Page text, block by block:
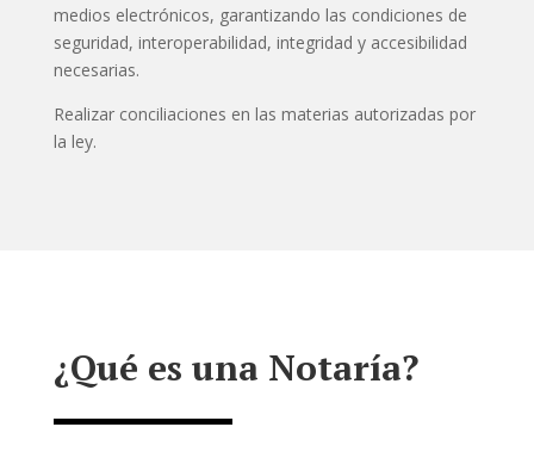
medios electrónicos, garantizando las condiciones de
seguridad, interoperabilidad, integridad y accesibilidad
necesarias.
Realizar conciliaciones en las materias autorizadas por
la ley.
¿Qué es una Notaría?